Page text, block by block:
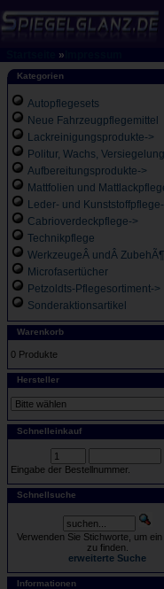
»
Kategorien
Autopflegesets
Neue Fahrzeugpflegemittel
Lackreinigungsprodukte->
Politur, Wachs,
Aufbereitungsprodukte->
Mattfolien und
Leder- und
Cabrioverdeckpflege->
Technikpflege
WerkzeugeÂ undÂ
Microfasertücher
Petzoldts-Pflegesortiment->
Sonderaktionsartikel
Warenkorb
0 Produkte
Hersteller
Schnelleinkauf
Eingabe der Bestellnummer.
Schnellsuche
Verwenden Sie Stichworte, um
zu finden.
erweiterte Suche
Informationen